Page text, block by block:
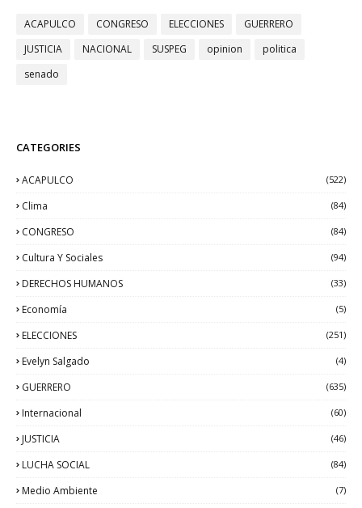
ACAPULCO CONGRESO ELECCIONES
GUERRERO
JUSTICIA
NACIONAL SUSPEG opinion
politica
senado
CATEGORIES
ACAPULCO (522)
Clima (84)
CONGRESO (84)
Cultura Y Sociales (94)
DERECHOS HUMANOS (33)
Economía (5)
ELECCIONES (251)
Evelyn Salgado (4)
GUERRERO (635)
Internacional (60)
JUSTICIA (46)
LUCHA SOCIAL (84)
Medio Ambiente (7)